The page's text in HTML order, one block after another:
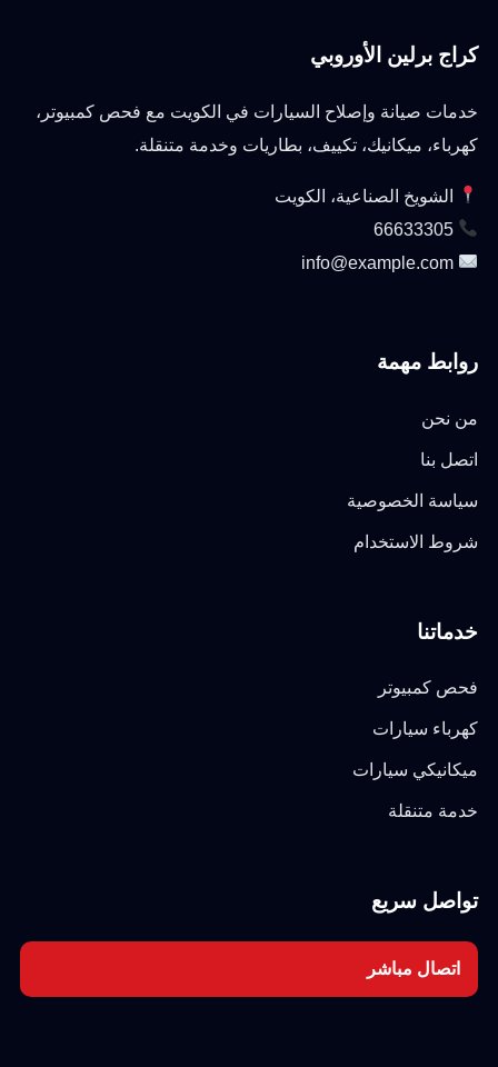
كراج برلين الأوروبي
خدمات صيانة وإصلاح السيارات في الكويت مع فحص كمبيوتر،
كهرباء، ميكانيك، تكييف، بطاريات وخدمة متنقلة.
الشويخ الصناعية، الكويت
66633305
info@example.com
روابط مهمة
من نحن
اتصل بنا
سياسة الخصوصية
شروط الاستخدام
خدماتنا
فحص كمبيوتر
كهرباء سيارات
ميكانيكي سيارات
خدمة متنقلة
تواصل سريع
اتصال مباشر